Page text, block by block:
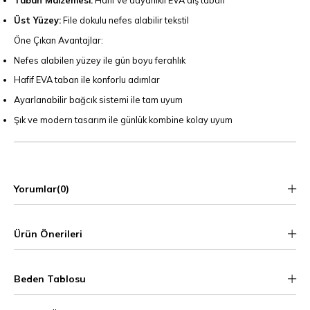
Üst Yüzey:File dokulu nefes alabilir tekstil
Öne Çıkan Avantajlar:
Nefes alabilen yüzey ile gün boyu ferahlık
Hafif EVA taban ile konforlu adımlar
Ayarlanabilir bağcık sistemi ile tam uyum
Şık ve modern tasarım ile günlük kombine kolay uyum
Yorumlar(0)
Ürün Önerileri
Beden Tablosu